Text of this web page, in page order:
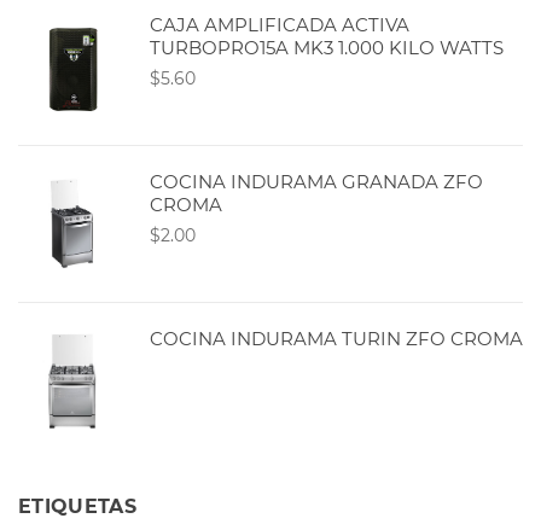
CAJA AMPLIFICADA ACTIVA
TURBOPRO15A MK3 1.000 KILO WATTS
$5.60
COCINA INDURAMA GRANADA ZFO
CROMA
$2.00
COCINA INDURAMA TURIN ZFO CROMA
ETIQUETAS